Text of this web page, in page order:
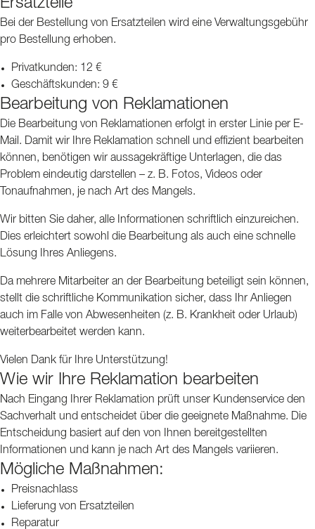
Ersatzteile
Bei der Bestellung von Ersatzteilen wird eine Verwaltungsgebühr
pro Bestellung erhoben.
Privatkunden: 12 €
Geschäftskunden: 9 €
Bearbeitung von Reklamationen
Die Bearbeitung von Reklamationen erfolgt in erster Linie per E-
Mail. Damit wir Ihre Reklamation schnell und effizient bearbeiten
können, benötigen wir aussagekräftige Unterlagen, die das
Problem eindeutig darstellen – z. B. Fotos, Videos oder
Tonaufnahmen, je nach Art des Mangels.
Wir bitten Sie daher, alle Informationen schriftlich einzureichen.
Dies erleichtert sowohl die Bearbeitung als auch eine schnelle
Lösung Ihres Anliegens.
Da mehrere Mitarbeiter an der Bearbeitung beteiligt sein können,
stellt die schriftliche Kommunikation sicher, dass Ihr Anliegen
auch im Falle von Abwesenheiten (z. B. Krankheit oder Urlaub)
weiterbearbeitet werden kann.
Vielen Dank für Ihre Unterstützung!
Wie wir Ihre Reklamation bearbeiten
Nach Eingang Ihrer Reklamation prüft unser Kundenservice den
Sachverhalt und entscheidet über die geeignete Maßnahme. Die
Entscheidung basiert auf den von Ihnen bereitgestellten
Informationen und kann je nach Art des Mangels variieren.
Mögliche Maßnahmen:
Preisnachlass
Lieferung von Ersatzteilen
Reparatur